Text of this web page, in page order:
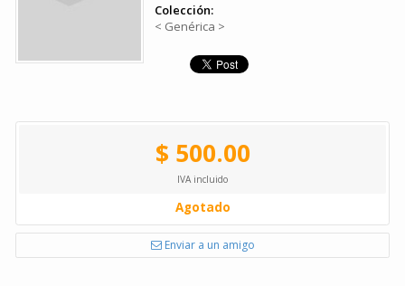
Colección:
< Genérica >
$ 500.00
IVA incluido
Agotado
Enviar a un amigo